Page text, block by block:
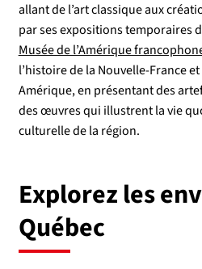
allant de l’art classique aux
par ses expositions temporaires
Musée de l’Amérique
l’histoire de la Nouvelle-France
Amérique, en présentant des
des œuvres qui illustrent la vie
culturelle de la région.
Explorez les
Québec